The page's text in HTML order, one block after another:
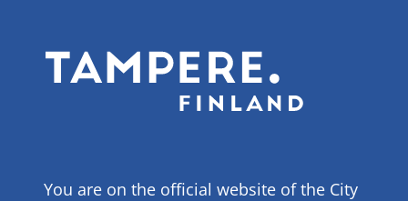
You are on the official website of the City